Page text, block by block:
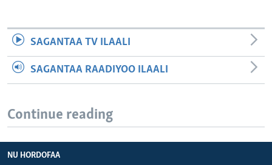
SAGANTAA TV ILAALI
SAGANTAA RAADIYOO ILAALI
Continue reading
NU HORDOFAA